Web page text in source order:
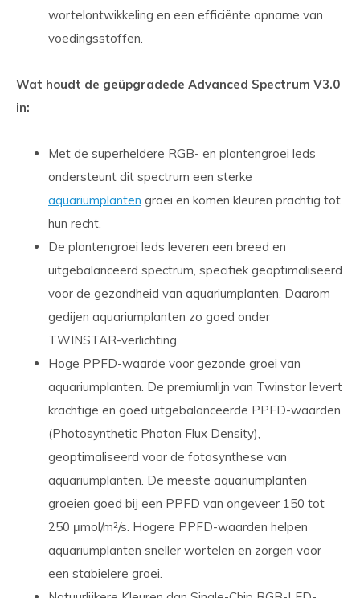
wortelontwikkeling en een efficiënte opname van
voedingsstoffen.
Wat houdt de geüpgradede Advanced Spectrum V3.0
in:
Met de superheldere RGB- en plantengroei leds
ondersteunt dit spectrum een sterke
aquariumplanten groei en komen kleuren prachtig tot
hun recht.
De plantengroei leds leveren een breed en
uitgebalanceerd spectrum, specifiek geoptimaliseerd
voor de gezondheid van aquariumplanten. Daarom
gedijen aquariumplanten zo goed onder
TWINSTAR-verlichting.
Hoge PPFD-waarde voor gezonde groei van
aquariumplanten. De premiumlijn van Twinstar levert
krachtige en goed uitgebalanceerde PPFD-waarden
(Photosynthetic Photon Flux Density),
geoptimaliseerd voor de fotosynthese van
aquariumplanten. De meeste aquariumplanten
groeien goed bij een PPFD van ongeveer 150 tot
250 μmol/m²/s. Hogere PPFD-waarden helpen
aquariumplanten sneller wortelen en zorgen voor
een stabielere groei.